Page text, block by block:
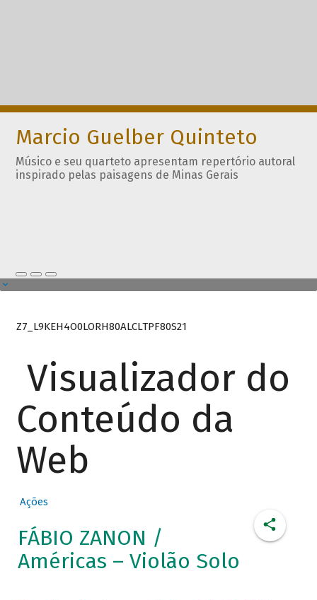
Marcio Guelber Quinteto
Músico e seu quarteto apresentam repertório autoral
inspirado pelas paisagens de Minas Gerais
Z7_L9KEH4O0LORH80ALCLTPF80S21
Visualizador do
Conteúdo da
Web
Ações
FÁBIO ZANON /
Américas – Violão Solo